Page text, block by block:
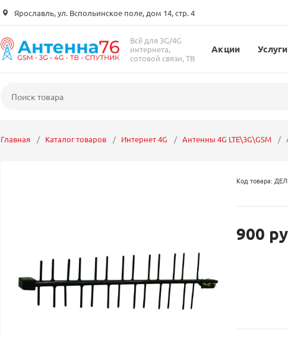
Ярославль, ул. Вспольинское поле, дом 14, стр. 4
Всё для 3G/4G
интернета,
сотовой связи, ТВ
Акции Услуги
Главная Каталог товаров Интернет 4G Антенны 4G LTE\3G\GSM
Код товара:
900